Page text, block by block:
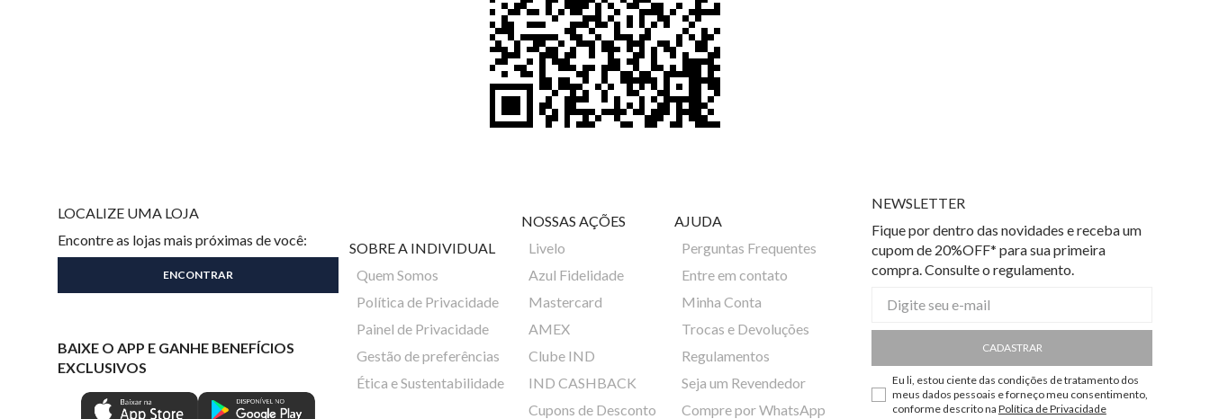
LOCALIZE UMA LOJA
Encontre as lojas mais próximas de você:
BAIXE O APP E GANHE BENEFÍCIOS
EXCLUSIVOS
SOBRE A INDIVIDUAL
Quem Somos
Política de Privacidade
Painel de Privacidade
Gestão de preferências
Ética e Sustentabilidade
NOSSAS AÇÕES
Livelo
Azul Fidelidade
Mastercard
AMEX
Clube IND
IND CASHBACK
Cupons de Desconto
AJUDA
Perguntas Frequentes
Entre em contato
Minha Conta
Trocas e Devoluções
Regulamentos
Seja um Revendedor
Compre por WhatsApp
NEWSLETTER
Fique por dentro das novidades e receba um
cupom de 20%OFF* para sua primeira
compra. Consulte o regulamento.
CADASTRAR
Eu li, estou ciente das condições de tratamento dos
meus dados pessoais e forneço meu consentimento,
conforme descrito na Política de Privacidade